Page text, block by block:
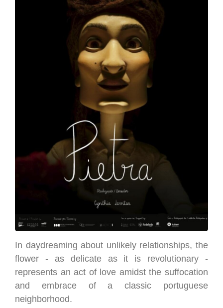
In daydreaming about unlikely relationships, the
flower - as delicate as it is revolutionary -
represents an act of love amidst the suffocation
and embrace of a classic portuguese
neighborhood.